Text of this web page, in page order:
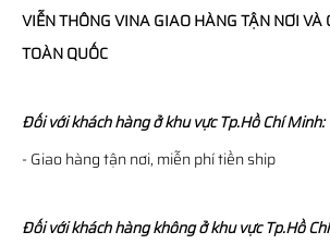
VIỄN THÔNGVINAGIAO HÀNG TẬN NƠI VÀ
TOÀN QUỐC
Đối với khách hàng ở khu vực Tp.Hồ Chí Minh:
- Giao hàng tận nơi, miễn phí tiền ship
Đối với khách hàng không ở khu vực Tp.Hồ